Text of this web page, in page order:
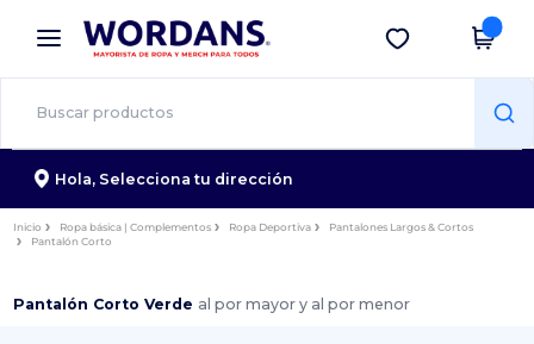
× App de Wordans
¡Mejores precios en app!
Descargar app
Hola, Selecciona tu dirección
Inicio Ropa básica | Complementos Ropa Deportiva
Pantalones Largos & Cortos
Pantalón Corto
Pantalón Corto Verde al por mayor y al por menor